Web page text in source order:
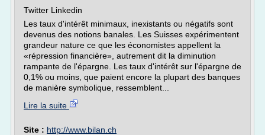
Twitter Linkedin
Les taux d'intérêt minimaux, inexistants ou négatifs sont
devenus des notions banales. Les Suisses expérimentent
grandeur nature ce que les économistes appellent la
«répression financière», autrement dit la diminution
rampante de l'épargne. Les taux d'intérêt sur l'épargne de
0,1% ou moins, que paient encore la plupart des banques
de manière symbolique, ressemblent...
Lire la suite
Site : http://www.bilan.ch